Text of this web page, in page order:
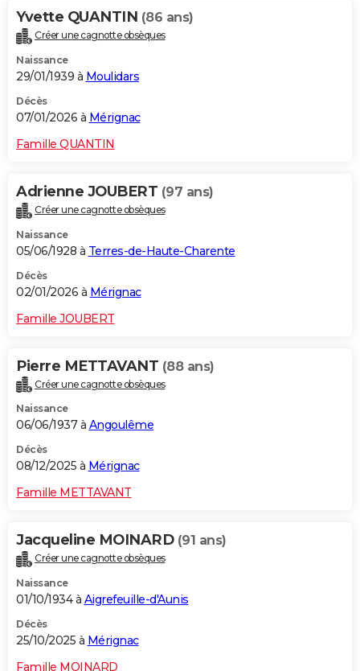
Yvette QUANTIN (86 ans)
Créer une cagnotte obsèques
Naissance
29/01/1939 à Moulidars
Décès
07/01/2026 à Mérignac
Famille QUANTIN
Adrienne JOUBERT (97 ans)
Créer une cagnotte obsèques
Naissance
05/06/1928 à Terres-de-Haute-Charente
Décès
02/01/2026 à Mérignac
Famille JOUBERT
Pierre METTAVANT (88 ans)
Créer une cagnotte obsèques
Naissance
06/06/1937 à Angoulême
Décès
08/12/2025 à Mérignac
Famille METTAVANT
Jacqueline MOINARD (91 ans)
Créer une cagnotte obsèques
Naissance
01/10/1934 à Aigrefeuille-d'Aunis
Décès
25/10/2025 à Mérignac
Famille MOINARD